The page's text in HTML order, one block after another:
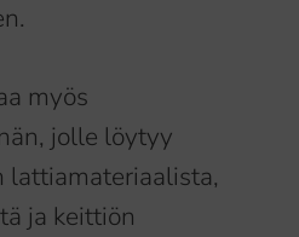
myös
jolle löytyy
lattiamateriaalista,
ja keittiön